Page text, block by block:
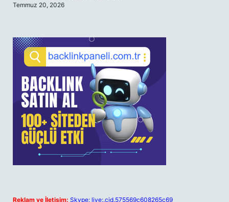
Temmuz 20, 2026
Reklam ve İletişim: Skype: live:.cid.575569c608265c69